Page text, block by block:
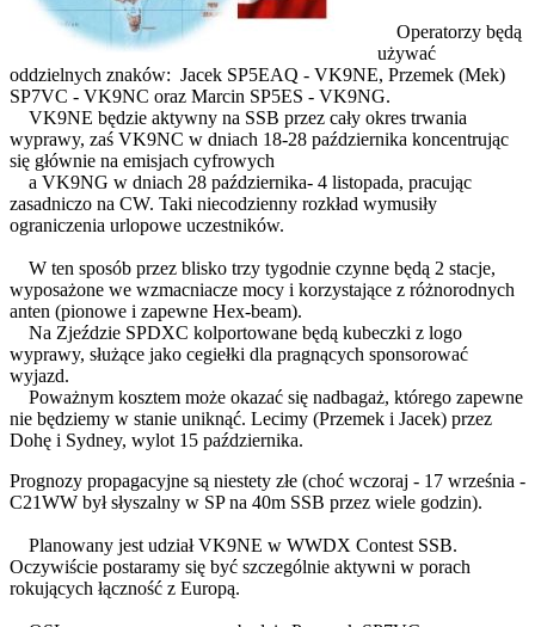
Operatorzy będą
używać
oddzielnych znaków: Jacek SP5EAQ - VK9NE, Przemek (Mek)
SP7VC - VK9NC oraz Marcin SP5ES - VK9NG.
VK9NE będzie aktywny na SSB przez cały okres trwania
wyprawy, zaś VK9NC w dniach 18-28 października koncentrując
się głównie na emisjach cyfrowych
a VK9NG w dniach 28 października- 4 listopada, pracując
zasadniczo na CW. Taki niecodzienny rozkład wymusiły
ograniczenia urlopowe uczestników.
W ten sposób przez blisko trzy tygodnie czynne będą 2 stacje,
wyposażone we wzmacniacze mocy i korzystające z różnorodnych
anten (pionowe i zapewne Hex-beam).
Na Zjeździe SPDXC kolportowane będą kubeczki z logo
wyprawy, służące jako cegiełki dla pragnących sponsorować
wyjazd.
Poważnym kosztem może okazać się nadbagaż, którego zapewne
nie będziemy w stanie uniknąć. Lecimy (Przemek i Jacek) przez
Dohę i Sydney, wylot 15 października.
Prognozy propagacyjne są niestety złe (choć wczoraj - 17 września -
C21WW był słyszalny w SP na 40m SSB przez wiele godzin).
Planowany jest udział VK9NE w WWDX Contest SSB.
Oczywiście postaramy się być szczególnie aktywni w porach
rokujących łączność z Europą.